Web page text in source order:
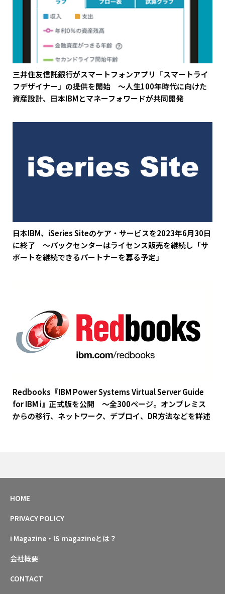
三井住友信託銀行がスマートフォンアプリ「スマートライ
フデザイナー」の提供を開始 ～人生100年時代に向けた
資産設計、日本IBMとマネーフォワードが共同開発
日本IBM、iSeries Siteのケア・サービスを2023年6月30日
に終了 ～パックセンターはライセンス販売を継続し「サ
ポートを継続できるパートナーを募る予定」
Redbooks『IBM Power Systems Virtual Server Guide
for IBM i』正式版を公開 ～全300ページ。オンプレミス
からの移行、ネットワーク、デプロイ、DR方法などを詳述
HOME
PRIVACY POLICY
i Magazine・IS magazineとは？
会社概要
CONTACT